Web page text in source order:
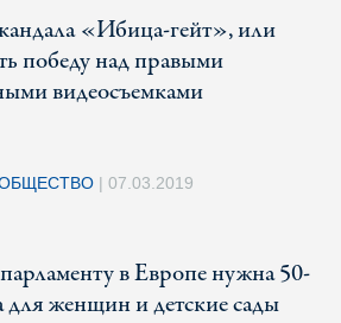
«Ибица-гейт», или
победу над правыми
видеосъемками
| 07.03.2019
в Европе нужна 50-
для женщин и детские сады